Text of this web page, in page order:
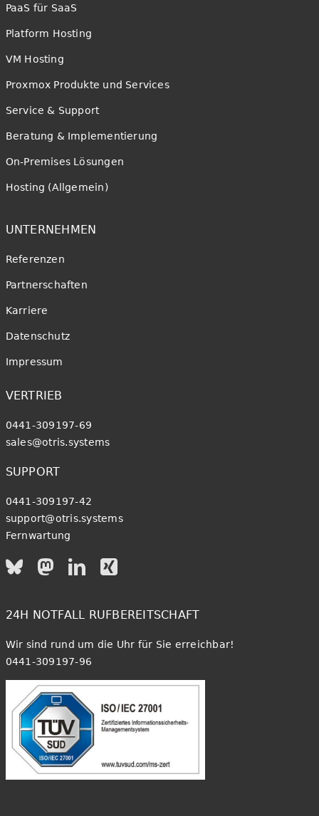
PaaS für SaaS
Platform Hosting
VM Hosting
Proxmox Produkte und Services
Service & Support
Beratung & Implementierung
On-Premises Lösungen
Hosting (Allgemein)
UNTERNEHMEN
Referenzen
Partnerschaften
Karriere
Datenschutz
Impressum
VERTRIEB
0441-309197-69
sales@otris.systems
SUPPORT
0441-309197-42
support@otris.systems
Fernwartung
24H NOTFALL RUFBEREITSCHAFT
Wir sind rund um die Uhr für Sie erreichbar!
0441-309197-96